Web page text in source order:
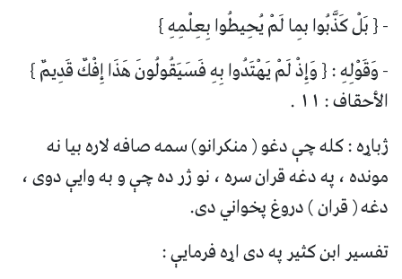
- { بَلْ كَذَّبُوا بِما لَمْ يُحِيطُوا بِعِلْمِهِ }
- وَقَوْلِهِ : { وَإِذْ لَمْ يَهْتَدُوا بِهِ فَسَيَقُولُونَ هَذَا إِفْكٌ قَدِيمٌ }
الأحقاف : ۱۱ .
ژباړه : کله چې دغو ( منکرانو) سمه صافه لاره بیا نه
مونده ، په دغه قران سره ، نو ژر ده چې و به وایې دوی ،
دغه ( قران ) دروغ پخواني دی.
تفسیر ابن کثیر په دی اړه فرمایې :